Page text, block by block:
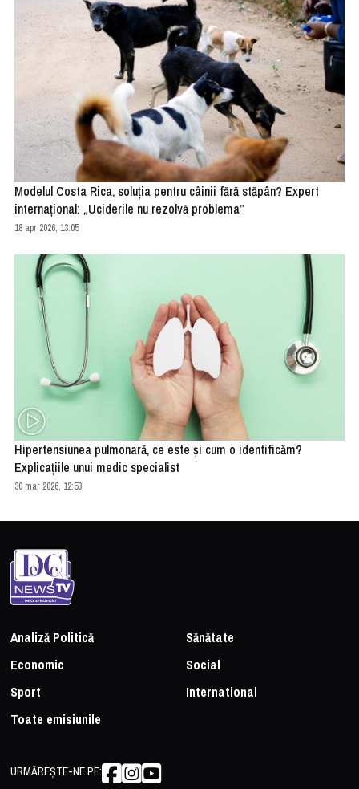
Modelul Costa Rica, soluția pentru câinii fără stăpân? Expert
internațional: „Uciderile nu rezolvă problema”
18 apr 2026, 13:05
Hipertensiunea pulmonară, ce este și cum o identificăm?
Explicațiile unui medic specialist
30 mar 2026, 12:53
Analiză Politică
Sănătate
Economic
Social
Sport
International
Toate emisiunile
URMĂREȘTE-NE PE: